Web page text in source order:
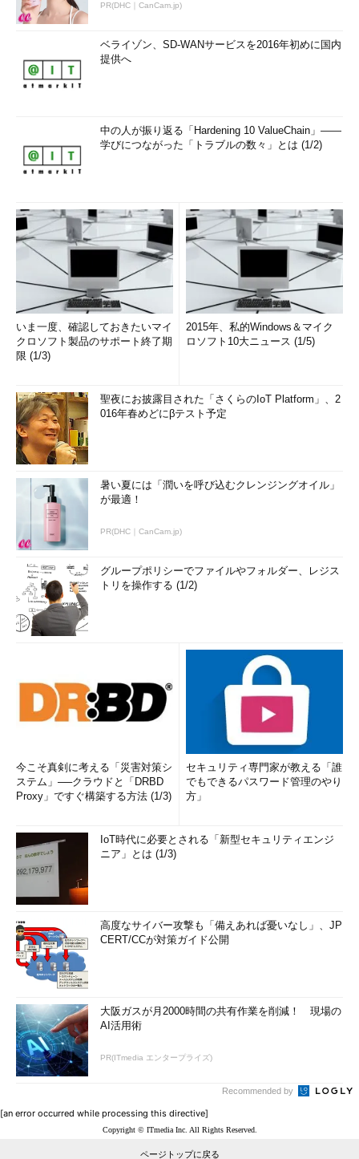
PR(DHC｜CanCam.jp)
ベライゾン、SD-WANサービスを2016年初めに国内
提供へ
中の人が振り返る「Hardening 10 ValueChain」――
学びにつながった「トラブルの数々」とは (1/2)
いま一度、確認しておきたいマイ
クロソフト製品のサポート終了期
限 (1/3)
2015年、私的Windows＆マイク
ロソフト10大ニュース (1/5)
聖夜にお披露目された「さくらのIoT Platform」、2
016年春めどにβテスト予定
暑い夏には「潤いを呼び込むクレンジングオイル」
が最適！
PR(DHC｜CanCam.jp)
グループポリシーでファイルやフォルダー、レジス
トリを操作する (1/2)
今こそ真剣に考える「災害対策シ
ステム」──クラウドと「DRBD
Proxy」ですぐ構築する方法 (1/3)
セキュリティ専門家が教える「誰
でもできるパスワード管理のやり
方」
IoT時代に必要とされる「新型セキュリティエンジ
ニア」とは (1/3)
高度なサイバー攻撃も「備えあれば憂いなし」、JP
CERT/CCが対策ガイド公開
大阪ガスが月2000時間の共有作業を削減！ 現場の
AI活用術
PR(ITmedia エンタープライズ)
Recommended by
[an error occurred while processing this directive]
Copyright © ITmedia Inc. All Rights Reserved.
ページトップに戻る